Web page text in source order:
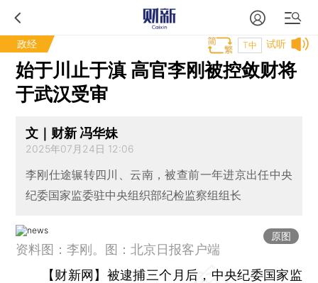
政经 试听
T中
始于川止于滇 高官李刚被控敛财将
于武汉受审
文｜财新 冯华妹
2025年07月24日 12:06
李刚仕途辗转四川、云南，被查前一年进京出任中央
纪委国家监委驻中央组织部纪检监察组组长
原图
资料图：李刚。图：北京日报客户端
【财新网】 被逮捕三个月后，中央纪委国家监